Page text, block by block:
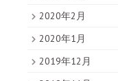
2020年2月
2020年1月
2019年12月